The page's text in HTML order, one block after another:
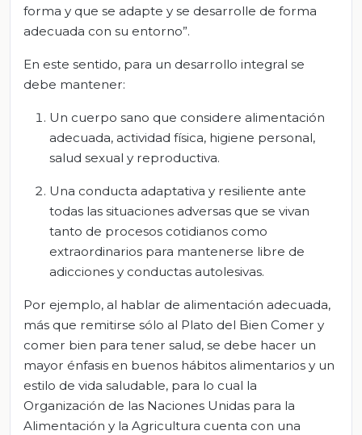
forma y que se adapte y se desarrolle de forma
adecuada con su entorno”.
En este sentido, para un desarrollo integral se
debe mantener:
Un cuerpo sano que considere alimentación
adecuada, actividad física, higiene personal,
salud sexual y reproductiva.
Una conducta adaptativa y resiliente ante
todas las situaciones adversas que se vivan
tanto de procesos cotidianos como
extraordinarios para mantenerse libre de
adicciones y conductas autolesivas.
Por ejemplo, al hablar de alimentación adecuada,
más que remitirse sólo al Plato del Bien Comer y
comer bien para tener salud, se debe hacer un
mayor énfasis en buenos hábitos alimentarios y un
estilo de vida saludable, para lo cual la
Organización de las Naciones Unidas para la
Alimentación y la Agricultura cuenta con una